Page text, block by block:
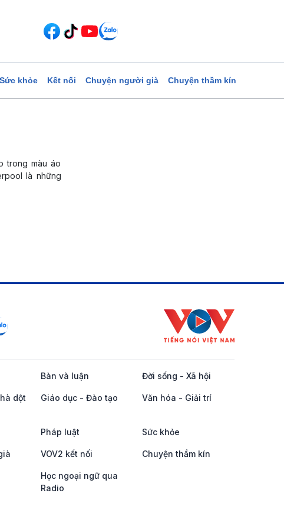
Sức khỏe Kết nối Chuyện người già Chuyện thầm kín
trong màu áo
là những
Bàn và luận Đời sống - Xã hội
dột
Giáo dục - Đào tạo Văn hóa - Giải trí
Pháp luật Sức khỏe
VOV2 kết nối Chuyện thầm kín
Học ngoại ngữ qua
Radio